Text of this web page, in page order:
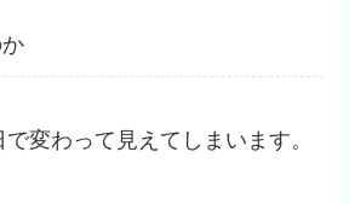
変わって見えてしまいます。